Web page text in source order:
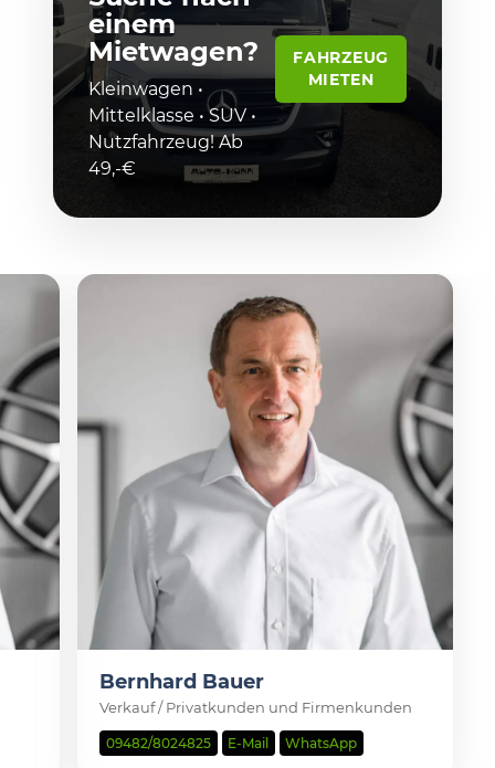
einem
Mietwagen?
Kleinwagen •
Mittelklasse • SUV •
Nutzfahrzeug! Ab
49,-€
FAHRZEUG
MIETEN
Bernhard Bauer
Verkauf / Privatkunden und Firmenkunden
09482/8024825 E-Mail WhatsApp